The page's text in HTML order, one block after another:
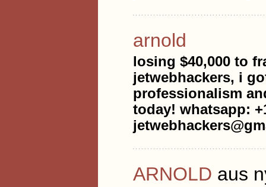
arnold
losing $40,000 to
jetwebhackers, i
professionalism
today! whatsapp:
ARNOLD aus